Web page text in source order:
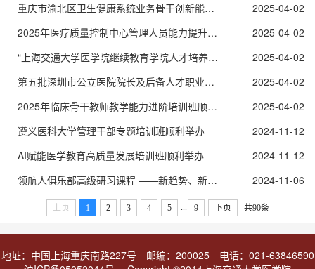
重庆市渝北区卫生健康系统业务骨干创新能力提升研修班顺利开班
2025-04-02
2025年医疗质量控制中心管理人员能力提升项目（第一期）顺利举办
2025-04-02
“上海交通大学医学院继续教育学院人才培养基地”揭牌仪式在深圳举行
2025-04-02
第五批深圳市公立医院院长及后备人才职业化培训顺利开班
2025-04-02
2025年临床骨干教师教学能力进阶培训班顺利举办
2025-04-02
遵义医科大学管理干部专题培训班顺利举办
2024-11-12
AI赋能医学教育高质量发展培训班顺利举办
2024-11-12
领航人俱乐部高级研习课程 ——新趋势、新模式、新动能圆满落幕
2024-11-06
上页 1 2 3 4 5 9 下页 共90条
地址：中国上海重庆南路227号 邮编：200025 电话：021-63846590